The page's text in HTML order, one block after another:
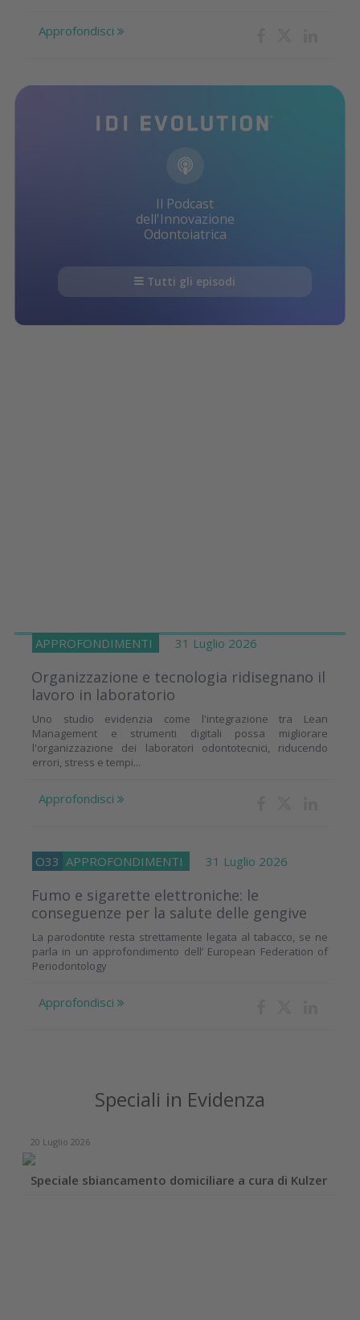
Approfondisci
Il Podcast
dell'Innovazione
Odontoiatrica
Tutti gli episodi
APPROFONDIMENTI 31 Luglio 2026
Organizzazione e tecnologia ridisegnano il
lavoro in laboratorio
Uno studio evidenzia come l'integrazione tra Lean
Management e strumenti digitali possa migliorare
l'organizzazione dei laboratori odontotecnici, riducendo
errori, stress e tempi...
Approfondisci
O33 APPROFONDIMENTI 31 Luglio 2026
Fumo e sigarette elettroniche: le
conseguenze per la salute delle gengive
La parodontite resta strettamente legata al tabacco, se ne
parla in un approfondimento dell’ European Federation of
Periodontology
Approfondisci
Speciali in Evidenza
20 Luglio 2026
Speciale sbiancamento domiciliare a cura di Kulzer